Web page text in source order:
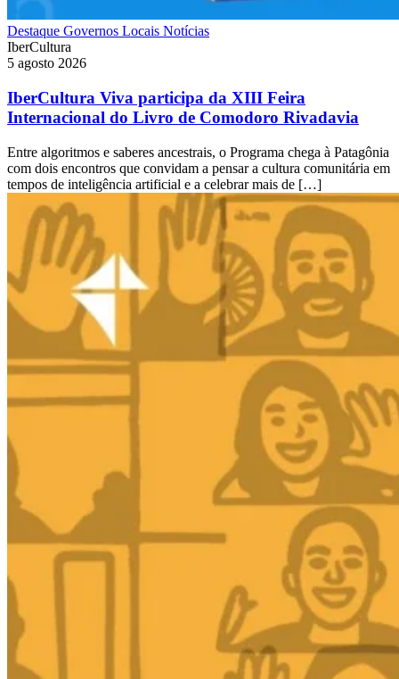
Destaque Governos Locais Notícias
IberCultura
5 agosto 2026
IberCultura Viva participa da XIII Feira
Internacional do Livro de Comodoro Rivadavia
Entre algoritmos e saberes ancestrais, o Programa chega à Patagônia
com dois encontros que convidam a pensar a cultura comunitária em
tempos de inteligência artificial e a celebrar mais de […]